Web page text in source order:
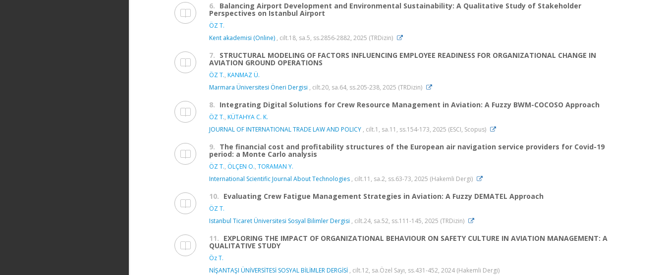
6. Balancing Airport Development and Environmental Sustainability: A Qualitative Study of Stakeholder
Perspectives on Istanbul Airport
ÖZ T.
Kent akademisi (Online) , cilt.18, sa.5, ss.2856-2882, 2025 (TRDizin)
7. STRUCTURAL MODELING OF FACTORS INFLUENCING EMPLOYEE READINESS FOR ORGANIZATIONAL CHANGE IN
AVIATION GROUND OPERATIONS
ÖZ T., KANMAZ Ü.
Marmara Üniversitesi Öneri Dergisi , cilt.20, sa.64, ss.205-238, 2025 (TRDizin)
8. Integrating Digital Solutions for Crew Resource Management in Aviation: A Fuzzy BWM-COCOSO Approach
ÖZ T., KÜTAHYA C. K.
JOURNAL OF INTERNATIONAL TRADE LAW AND POLICY , cilt.1, sa.11, ss.154-173, 2025 (ESCI, Scopus)
9. The financial cost and profitability structures of the European air navigation service providers for Covid-19
period: a Monte Carlo analysis
ÖZ T., ÖLÇEN O., TORAMAN Y.
International Scientific Journal About Technologies , cilt.11, sa.2, ss.63-73, 2025 (Hakemli Dergi)
10. Evaluating Crew Fatigue Management Strategies in Aviation: A Fuzzy DEMATEL Approach
ÖZ T.
Istanbul Ticaret Üniversitesi Sosyal Bilimler Dergisi , cilt.24, sa.52, ss.111-145, 2025 (TRDizin)
11. EXPLORING THE IMPACT OF ORGANIZATIONAL BEHAVIOUR ON SAFETY CULTURE IN AVIATION MANAGEMENT: A
QUALITATIVE STUDY
Öz T.
NİŞANTAŞI ÜNİVERSİTESİ SOSYAL BİLİMLER DERGİSİ , cilt.12, sa.Özel Sayı, ss.431-452, 2024 (Hakemli Dergi)